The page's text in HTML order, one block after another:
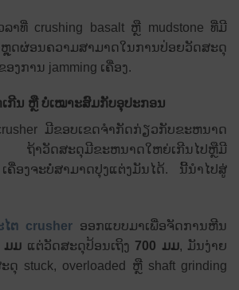
ລາທີ່ crushing basalt ຫຼື mudstone ທີ່ມີ
ດຜ່ອນຄວາມສາມາດໃນການປ່ອຍວັດສະດຸ
ງການ jamming ເຄື່ອງ.
ກີນ ຫຼື ບໍ່ເໝາະສົມກັບອຸປະກອນ
ມີຂອບເຂດຈໍາກັດກ່ຽວກັບຂະຫນາດ
ຖ້າວັດສະດຸມີຂະຫນາດໃຫຍ່ເກີນໄປຫຼືມີ
ຄື່ອງຈະບໍ່ສາມາດປຸງແຕ່ງມັນໄດ້. ນີ້ນໍາໄປສູ່
ໄຕ crusher ອອກແບບມາເພື່ອຈັດການຫີນ
ມມ ແຕ່ວັດສະດຸປ້ອນເຖິງ 700 ມມ, ມັນງ່າຍ
stuck, overloaded ຫຼື shaft grinding